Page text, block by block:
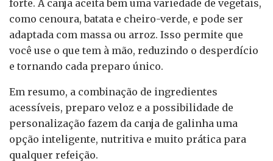
forte. A canja aceita bem uma variedade de vegetais,
como cenoura, batata e cheiro-verde, e pode ser
adaptada com massa ou arroz. Isso permite que
você use o que tem à mão, reduzindo o desperdício
e tornando cada preparo único.
Em resumo, a combinação de ingredientes
acessíveis, preparo veloz e a possibilidade de
personalização fazem da canja de galinha uma
opção inteligente, nutritiva e muito prática para
qualquer refeição.